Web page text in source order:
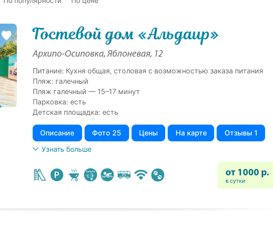
Гостевой дом «Альдаир»
Архипо-Осиповка, Яблоневая, 12
Питание: Кухня общая, столовая с возможностью заказа питания
Пляж: галечный
Пляж галечный — 15–17 минут
Парковка: есть
Детская площадка: есть
Описание Фото 25 Цены На карте
Отзывы 1
Узнать больше
от 1000 р.
в сутки